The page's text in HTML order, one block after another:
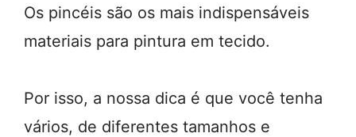
Os pincéis são os mais indispensáveis
materiais para pintura em tecido.
Por isso, a nossa dica é que você tenha
vários, de diferentes tamanhos e